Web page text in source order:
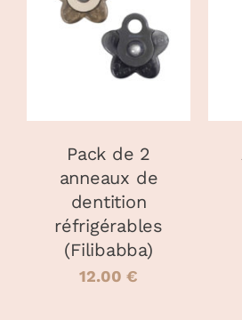
OPTIONS CE
PRODUIT
A
PLUSIEURS
PEUVENT
ÊTRE
CHOISIES
SUR
LA
PAGE
DU
PRODUIT
/
DÉTAILS
Pack de 2
anneaux de
dentition
réfrigérables
(Filibabba)
12.00 €